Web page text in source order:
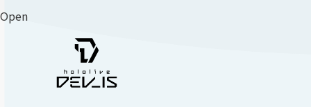
Open